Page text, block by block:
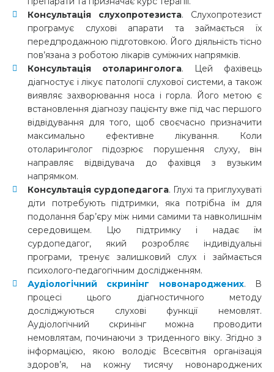
Консультація слухопротезиста. Слухопротезист
програмує слухові апарати та займається їх
передпродажною підготовкою. Його діяльність тісно
пов’язана з роботою лікарів суміжних напрямків.
Консультація отоларинголога. Цей фахівець
діагностує і лікує патології слухової системи, а також
виявляє захворювання носа і горла. Його метою є
встановлення діагнозу пацієнту вже під час першого
відвідування для того, щоб своєчасно призначити
максимально ефективне лікування. Коли
отоларинголог підозрює порушення слуху, він
направляє відвідувача до фахівця з вузьким
напрямком.
Консультація сурдопедагога. Глухі та приглухуваті
діти потребують підтримки, яка потрібна їм для
подолання бар’єру між ними самими та навколишнім
середовищем. Цю підтримку і надає їм
сурдопедагог, який розробляє індивідуальні
програми, тренує залишковий слух і займається
психолого-педагогічним дослідженням.
Аудіологічний скринінг новонароджених. В
процесі цього діагностичного методу
досліджуються слухові функції немовлят.
Аудіологічний скринінг можна проводити
немовлятам, починаючи з триденного віку. Згідно з
інформацією, якою володіє Всесвітня організація
здоров’я, на кожну тисячу новонароджених